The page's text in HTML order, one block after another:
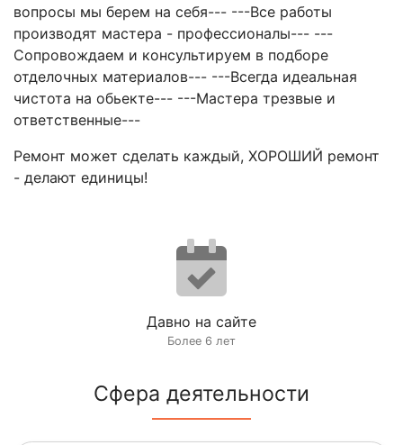
вопросы мы берем на себя--- ---Все работы
производят мастера - профессионалы--- ---
Сопровождаем и консультируем в подборе
отделочных материалов--- ---Всегда идеальная
чистота на обьекте--- ---Мастера трезвые и
ответственные---
Ремонт может сделать каждый, ХОРОШИЙ ремонт
- делают единицы!
Давно на сайте
Более 6 лет
Сфера деятельности